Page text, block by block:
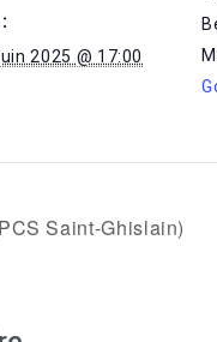
2025 @ 17:00
Saint-Ghislain)